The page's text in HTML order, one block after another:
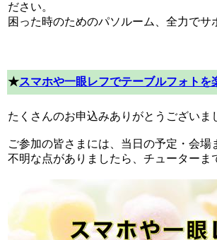
ださい。
困った時のためのパソルーム、全力で
★スマホや一眼レフでテーブルフォトを
たくさんのお申込みありがとうございま
ご参加の皆さまには、当日の予定・会
不明な点がありましたら、チューターま